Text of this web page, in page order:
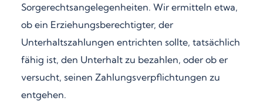
Sorgerechtsangelegenheiten. Wir ermitteln etwa,
ob ein Erziehungsberechtigter, der
Unterhaltszahlungen entrichten sollte, tatsächlich
fähig ist, den Unterhalt zu bezahlen, oder ob er
versucht, seinen Zahlungsverpflichtungen zu
entgehen.